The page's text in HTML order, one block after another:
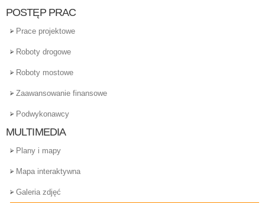
POSTĘP PRAC
Prace projektowe
Roboty drogowe
Roboty mostowe
Zaawansowanie finansowe
Podwykonawcy
MULTIMEDIA
Plany i mapy
Mapa interaktywna
Galeria zdjęć